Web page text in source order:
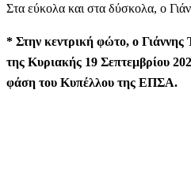
Στα εύκολα και στα δύσκολα, ο
* Στην κεντρική φώτο, ο
της Κυριακής 19 Σεπτεμβρίου
φάση του Κυπέλλου της ΕΠΣΑ.